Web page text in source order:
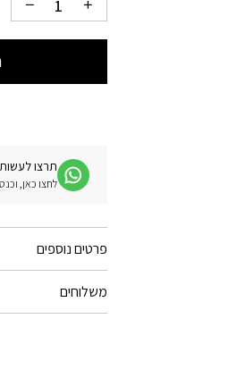
תרצו לעשות
לחצו כאן,
פרטים נוספים
משלוחים